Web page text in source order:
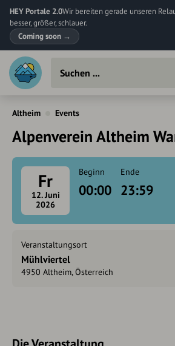
HEY Portale 2.0Wir bereiten gerade unseren
besser, größer, schlauer.
Coming soon →
Altheim Events
Alpenverein Altheim
Fr
12. Juni
2026
Beginn
00:00
Ende
23:59
Veranstaltungsort
Mühlviertel
4950 Altheim, Österreich